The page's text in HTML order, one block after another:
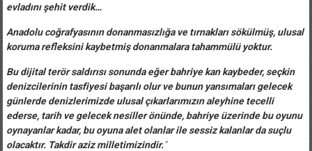
evladını şehit verdik…
Anadolu coğrafyasının donanmasızlığa ve tırnakları sökülmüş, ulusal
koruma refleksini kaybetmiş donanmalara tahammülü yoktur.
Bu dijital terör saldırısı sonunda eğer bahriye kan kaybeder, seçkin
denizcilerinin tasfiyesi başarılı olur ve bunun yansımaları gelecek
günlerde denizlerimizde ulusal çıkarlarımızın aleyhine tecelli
ederse, tarih ve gelecek nesiller önünde, bahriye üzerinde bu oyunu
oynayanlar kadar, bu oyuna alet olanlar ile sessiz kalanlar da suçlu
olacaktır. Takdir aziz milletimizindir.“